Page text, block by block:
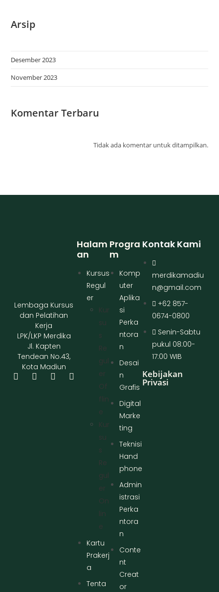
Arsip
Desember 2023
November 2023
Komentar Terbaru
Tidak ada komentar untuk ditampilkan.
Lembaga Kursus
dan Pelatihan
Kerja
LPK/LKP Merdika
Jl. Kapten
Tendean No.43,
Kota Madiun
Progra
M
Komp
uter
Aplika
si
Perka
ntora
n
Desai
n
Grafis
Digital
Marke
ting
Teknisi
Hand
phone
Admin
istrasi
Perka
ntora
n
Conte
nt
Creat
or
Halam
An
Kursus
Regul
er
Kur
Su
S
Re
Gul
Er
Of
Flin
E
Kur
Su
S
Re
Gul
Er
On
Lin
E
Kartu
Prakerj
a
Tenta
Kontak Kami
merdikamadiu
n@gmail.com
+62 857-
0674-0800
Senin-Sabtu
pukul 08:00-
17:00 WIB
Kebijakan
Privasi